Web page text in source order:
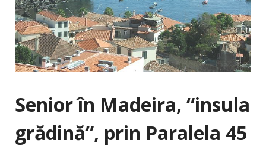
Senior în Madeira, “insula
grădină”, prin Paralela 45